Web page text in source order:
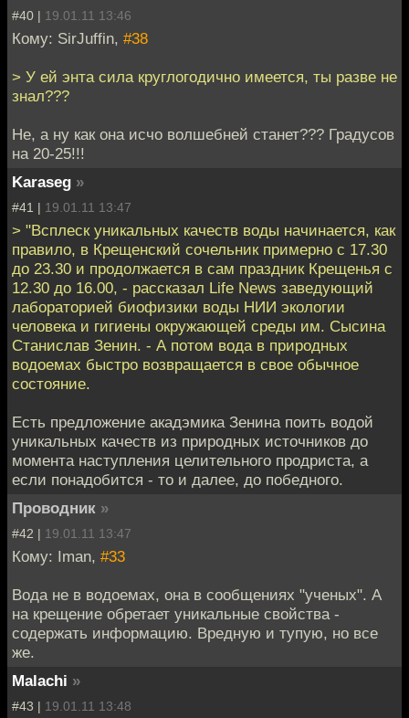
#40 | 19.01.11 13:46
Кому: SirJuffin, #38
> У ей энта сила круглогодично имеется, ты разве не
знал???
Не, а ну как она исчо волшебней станет??? Градусов
на 20-25!!!
Karaseg »
#41 | 19.01.11 13:47
> "Всплеск уникальных качеств воды начинается, как
правило, в Крещенский сочельник примерно с 17.30
до 23.30 и продолжается в сам праздник Крещенья с
12.30 до 16.00, - рассказал Life News заведующий
лабораторией биофизики воды НИИ экологии
человека и гигиены окружающей среды им. Сысина
Станислав Зенин. - А потом вода в природных
водоемах быстро возвращается в свое обычное
состояние.
Есть предложение акадэмика Зенина поить водой
уникальных качеств из природных источников до
момента наступления целительного продриста, а
если понадобится - то и далее, до победного.
Проводник »
#42 | 19.01.11 13:47
Кому: Iman, #33
Вода не в водоемах, она в сообщениях "ученых". А
на крещение обретает уникальные свойства -
содержать информацию. Вредную и тупую, но все
же.
Malachi »
#43 | 19.01.11 13:48